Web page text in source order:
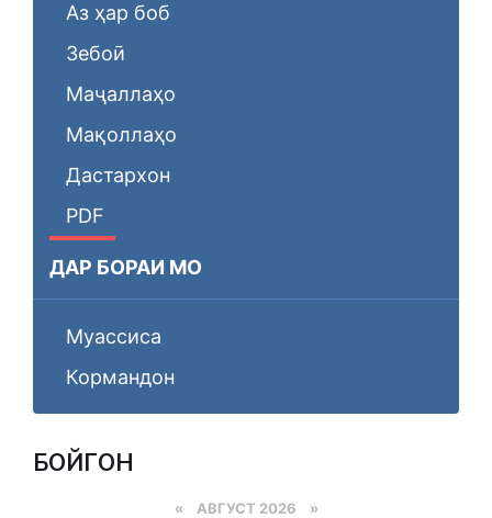
Аз ҳар боб
Зебоӣ
Маҷаллаҳо
Мақоллаҳо
Дастархон
PDF
ДАР БОРАИ МО
Муассиса
Кормандон
БОЙГОНӢ
« АВГУСТ 2026 »